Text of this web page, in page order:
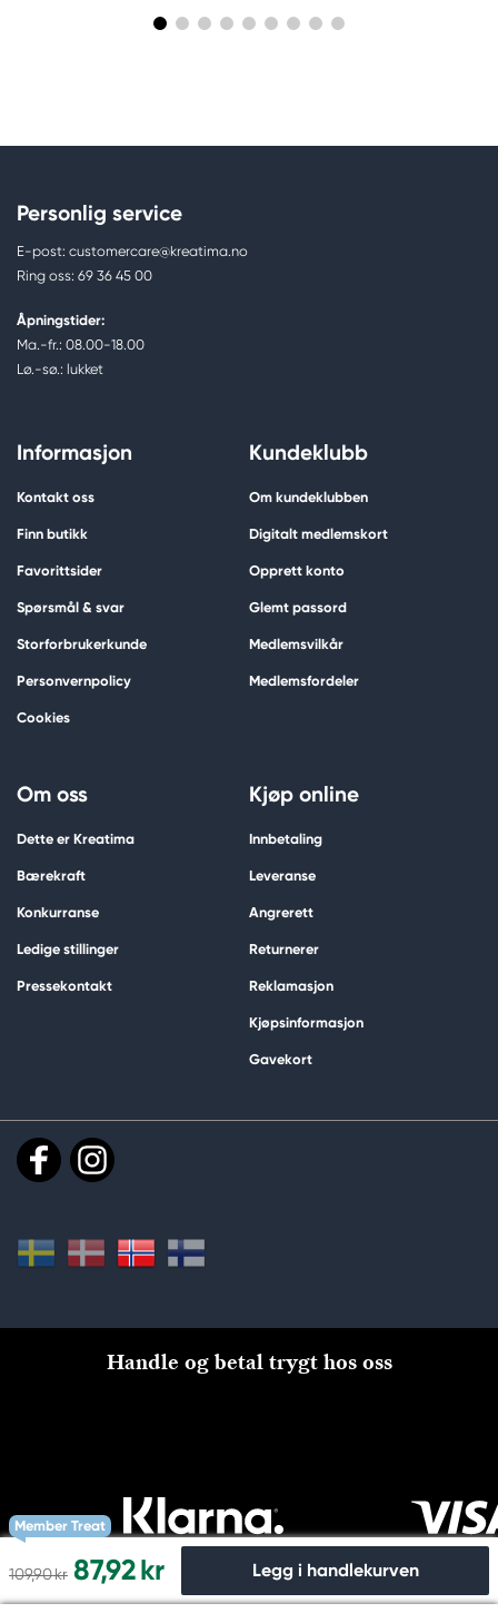
Member Treat
109,90 kr 87,92 kr Legg i handlekurven
Personlig service
E-post: customercare@kreatima.no
Ring oss: 69 36 45 00
Åpningstider:
Ma.-fr.: 08.00-18.00
Lø.-sø.: lukket
Informasjon
Kontakt oss
Finn butikk
Favorittsider
Spørsmål & svar
Storforbrukerkunde
Personvernpolicy
Cookies
Kundeklubb
Om kundeklubben
Digitalt medlemskort
Opprett konto
Glemt passord
Medlemsvilkår
Medlemsfordeler
Om oss
Dette er Kreatima
Bærekraft
Konkurranse
Ledige stillinger
Pressekontakt
Kjøp online
Innbetaling
Leveranse
Angrerett
Returnerer
Reklamasjon
Kjøpsinformasjon
Gavekort
Handle og betal trygt hos oss